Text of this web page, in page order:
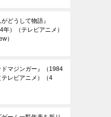
がどうして物語』
年）（テレビアニメ）
）
ドマジンガー』（1984
レビアニメ）
（4